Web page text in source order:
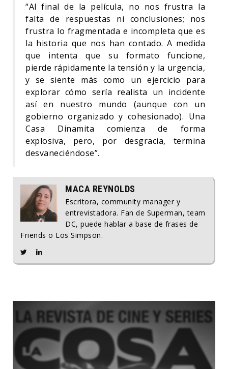
“Al final de la película, no nos frustra la
falta de respuestas ni conclusiones; nos
frustra lo fragmentada e incompleta que es
la historia que nos han contado. A medida
que intenta que su formato funcione,
pierde rápidamente la tensión y la urgencia,
y se siente más como un ejercicio para
explorar cómo sería realista un incidente
así en nuestro mundo (aunque con un
gobierno organizado y cohesionado). Una
Casa Dinamita comienza de forma
explosiva, pero, por desgracia, termina
desvaneciéndose”.
MACA REYNOLDS
Escritora, community manager y
entrevistadora. Fan de Superman, team
DC, puede hablar a base de frases de
Friends o Los Simpson.